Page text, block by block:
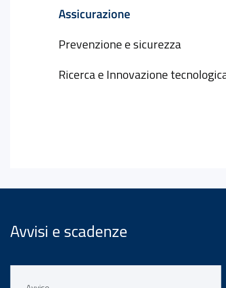
Assicurazione
Prevenzione e sicurezza
Ricerca e Innovazione
Avvisi e scadenze